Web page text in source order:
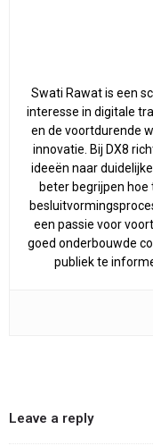
Swati Rawat is een
interesse in digitale
en de voortdurende
innovatie. Bij DX8
ideeën naar
beter begrijpen
een passie voor
goed onderbouwde
publiek te
Leave a reply